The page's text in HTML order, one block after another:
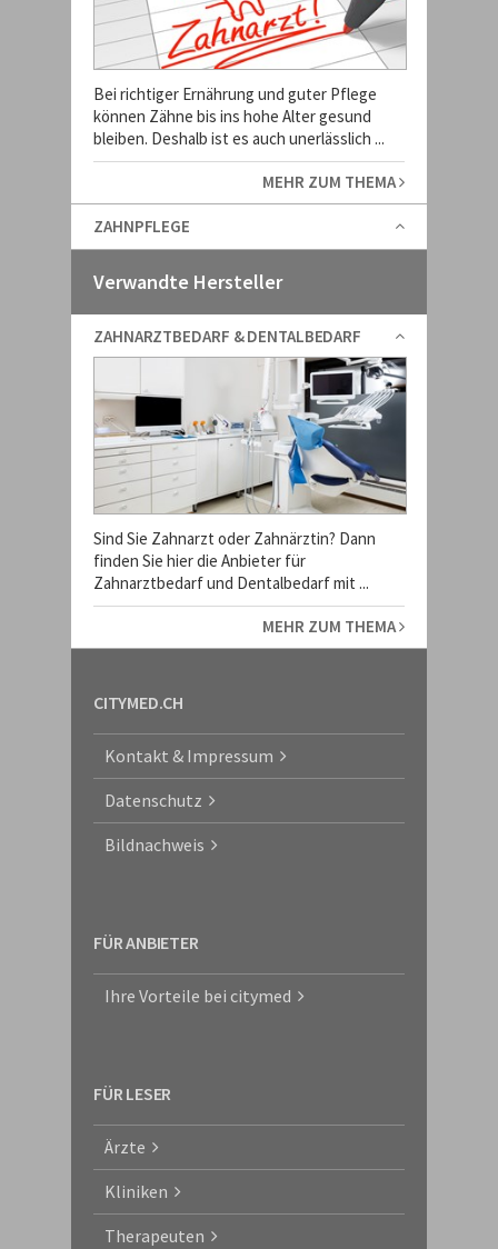
Bei richtiger Ernährung und guter Pflege
können Zähne bis ins hohe Alter gesund
bleiben. Deshalb ist es auch unerlässlich ...
MEHR ZUM THEMA
ZAHNPFLEGE
Verwandte Hersteller
ZAHNARZTBEDARF & DENTALBEDARF
Sind Sie Zahnarzt oder Zahnärztin? Dann
finden Sie hier die Anbieter für
Zahnarztbedarf und Dentalbedarf mit ...
MEHR ZUM THEMA
CITYMED.CH
Kontakt & Impressum
Datenschutz
Bildnachweis
FÜR ANBIETER
Ihre Vorteile bei citymed
FÜR LESER
Ärzte
Kliniken
Therapeuten